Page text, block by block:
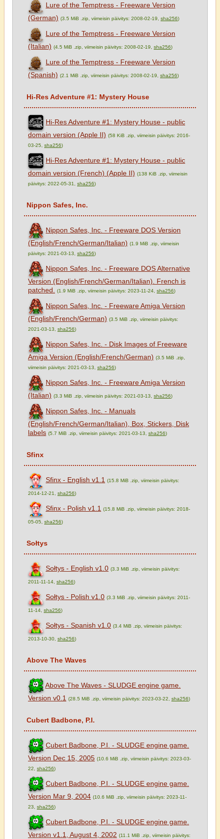
Lure of the Temptress - Freeware Version
(German) (3.5 MiB .zip, viimeisin päivitys: 2008-02-19, sha256)
Lure of the Temptress - Freeware Version
(Italian) (4.5 MiB .zip, viimeisin päivitys: 2008-02-19, sha256)
Lure of the Temptress - Freeware Version
(Spanish) (2.1 MiB .zip, viimeisin päivitys: 2008-02-19, sha256)
Hi-Res Adventure #1: Mystery House
Hi-Res Adventure #1: Mystery House - public
domain version (Apple II) (58 KiB .zip, viimeisin päivitys: 2016-
03-25, sha256)
Hi-Res Adventure #1: Mystery House - public
domain version (French) (Apple II) (138 KiB .zip, viimeisin
päivitys: 2022-05-31, sha256)
Nippon Safes, Inc.
Nippon Safes, Inc. - Freeware DOS Version
(English/French/German/Italian) (1.9 MiB .zip, viimeisin
päivitys: 2021-03-13, sha256)
Nippon Safes, Inc. - Freeware DOS Alternative
Version (English/French/German/Italian). French is
patched.
(1.9 MiB .zip, viimeisin päivitys: 2023-11-24, sha256)
Nippon Safes, Inc. - Freeware Amiga Version
(English/French/German) (3.5 MiB .zip, viimeisin päivitys:
2021-03-13, sha256)
Nippon Safes, Inc. - Disk Images of Freeware
Amiga Version (English/French/German) (3.5 MiB .zip,
viimeisin päivitys: 2021-03-13, sha256)
Nippon Safes, Inc. - Freeware Amiga Version
(Italian) (3.3 MiB .zip, viimeisin päivitys: 2021-03-13, sha256)
Nippon Safes, Inc. - Manuals
(English/French/German/Italian), Box, Stickers, Disk
labels (5.7 MiB .zip, viimeisin päivitys: 2021-03-13, sha256)
Sfinx
Sfinx - English v1.1 (15.8 MiB .zip, viimeisin päivitys:
2014-12-21, sha256)
Sfinx - Polish v1.1 (15.8 MiB .zip, viimeisin päivitys: 2018-
05-05, sha256)
Sołtys
Sołtys - English v1.0 (3.3 MiB .zip, viimeisin päivitys:
2011-11-14, sha256)
Sołtys - Polish v1.0 (3.3 MiB .zip, viimeisin päivitys: 2011-
11-14, sha256)
Sołtys - Spanish v1.0 (3.4 MiB .zip, viimeisin päivitys:
2013-10-30, sha256)
Above The Waves
Above The Waves - SLUDGE engine game.
Version v0.1
(28.5 MiB .zip, viimeisin päivitys: 2023-03-22, sha256)
Cubert Badbone, P.I.
Cubert Badbone, P.I. - SLUDGE engine game.
Version Dec 15, 2005 (10.6 MiB .zip, viimeisin päivitys: 2023-03-
22, sha256)
Cubert Badbone, P.I. - SLUDGE engine game.
Version Mar 9, 2004 (10.6 MiB .zip, viimeisin päivitys: 2023-11-
23, sha256)
Cubert Badbone, P.I. - SLUDGE engine game.
Version v1.1, August 4, 2002 (11.1 MiB .zip, viimeisin päivitys: